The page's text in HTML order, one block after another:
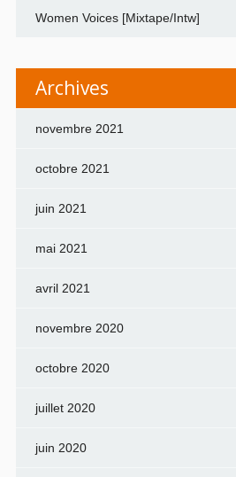
Women Voices [Mixtape/Intw]
Archives
novembre 2021
octobre 2021
juin 2021
mai 2021
avril 2021
novembre 2020
octobre 2020
juillet 2020
juin 2020